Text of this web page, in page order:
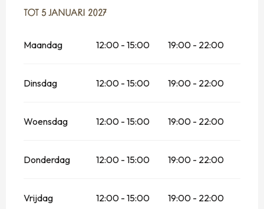
VANAF12 FEBRUARI 2026
TOT 5 JANUARI 2027
Maandag 12:00 - 15:00 19:00 - 22:00
Dinsdag 12:00 - 15:00 19:00 - 22:00
Woensdag 12:00 - 15:00 19:00 - 22:00
Donderdag 12:00 - 15:00 19:00 - 22:00
Vrijdag 12:00 - 15:00 19:00 - 22:00